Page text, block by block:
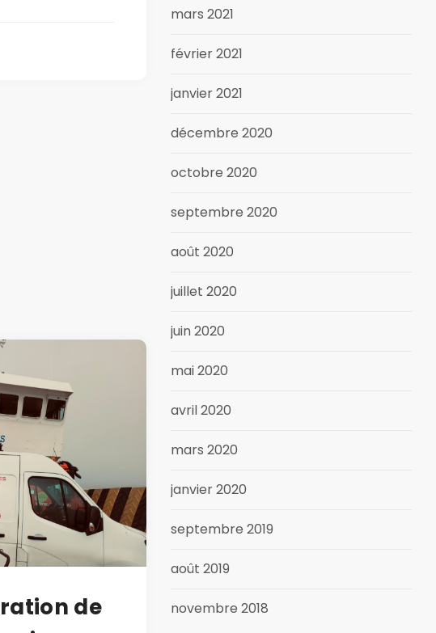
de
mars 2021
février 2021
janvier 2021
décembre 2020
octobre 2020
septembre 2020
août 2020
juillet 2020
juin 2020
mai 2020
avril 2020
mars 2020
janvier 2020
septembre 2019
août 2019
novembre 2018